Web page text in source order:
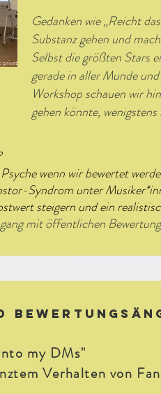
privat
Gedanken wie „Reicht
Substanz gehen und
Selbst die größten Stars
gerade in aller Munde
Workshop schauen wir
gehen könnte,
wenn wirbewertet
Syndrom unter
steigern und ein
mit öffentlichen
my DMs"
Verhalten von